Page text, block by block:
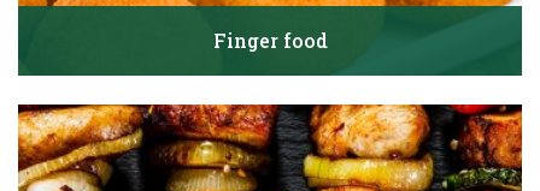
Finger food